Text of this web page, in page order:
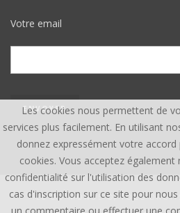
Votre email
ÎLE DU MONDE ©, TOUS
Les cookies nous permettent de
services plus facilement. En utilisant
donnez expressément votre
cookies. Vous acceptez
confidentialité sur l'utilisation des
cas d'inscription sur ce site pour